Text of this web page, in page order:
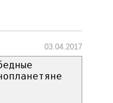
03.04.2017